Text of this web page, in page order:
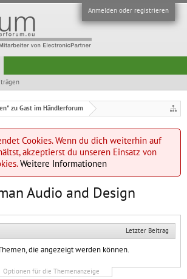
Anmelden oder registrieren
zu Gast im Händlerforum
Cookies. Wenn du dich weiterhin auf
akzeptierst du unseren Einsatz von
Weitere Informationen
Audio and Design
Letzter Beitrag
die angezeigt werden können.
Optionen für die Themenanzeige